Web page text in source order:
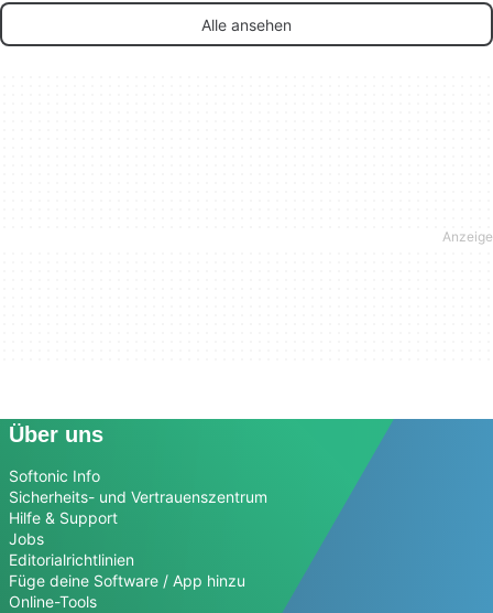
Alle ansehen
Über uns
Softonic Info
Sicherheits- und Vertrauenszentrum
Hilfe & Support
Jobs
Editorialrichtlinien
Füge deine Software / App hinzu
Online-Tools